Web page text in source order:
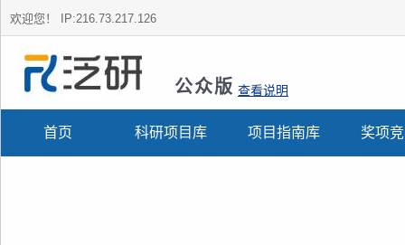
欢迎您！ IP:216.73.217.126
公众版 查看说明
首页 科研项目库 项目指南库 奖项